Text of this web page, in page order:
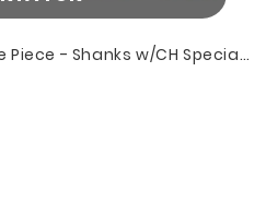
Piece - Shanks w/CH Special